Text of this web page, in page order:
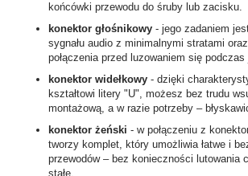
końcówki przewodu do śruby lub zacisku.
konektor głośnikowy - jego zadaniem
sygnału audio z minimalnymi stratami
połączenia przed luzowaniem się podczas
konektor widełkowy - dzięki
kształtowi litery "U", możesz bez trudu
montażową, a w razie potrzeby –
konektor żeński - w połączeniu z
tworzy komplet, który umożliwia łatwe i
przewodów – bez konieczności lutowania
stałe.